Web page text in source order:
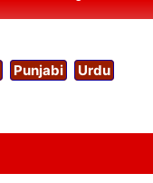
Punjabi Urdu